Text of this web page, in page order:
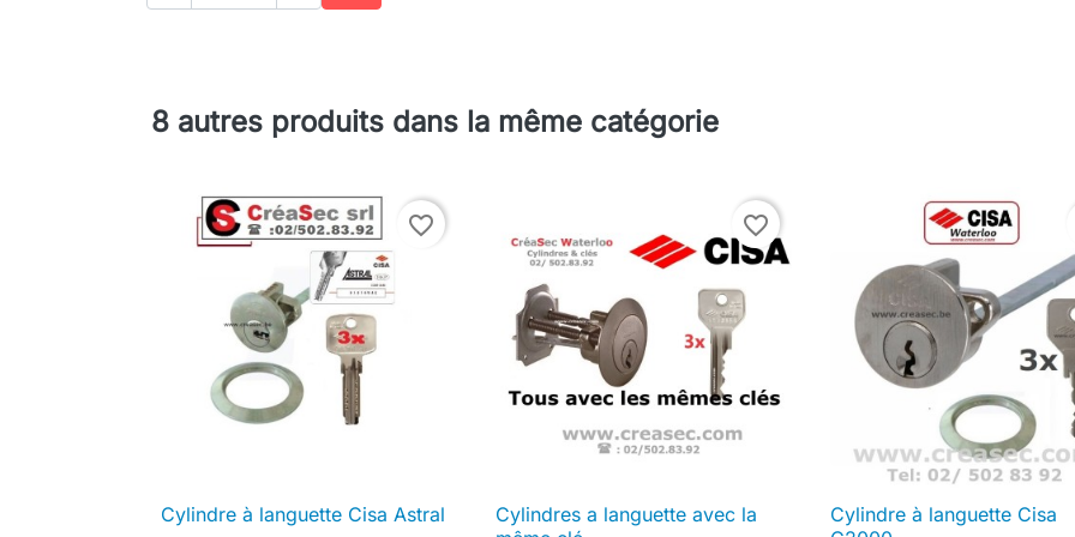
Ajouter au panier
8 autres produits dans la même catégorie
favorite_border
 Aperçu rapide
Cylindre à languette Cisa Astral
favorite_border
 Aperçu rapide
Cylindres a languette avec la
 Aperçu rapide
Cylindre à languette Cisa